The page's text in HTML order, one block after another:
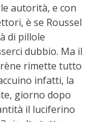
autorità, e con
è se Roussel
di pillole
dubbio. Ma il
rimette tutto
infatti, la
giorno dopo
il luciferino